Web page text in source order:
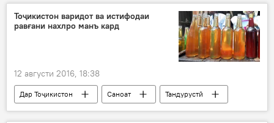
Бразилия
Рио-де-Жанейро
Муҳаммадмурод Абдураҳмонов
Тоҷикистон варидот ва истифодаи
равғани нахлро манъ кард
12 августи 2016, 18:38
Дар Тоҷикистон Саноат
Тандурустӣ
Ҳамаи хабарҳо
Ашӯров Мурод